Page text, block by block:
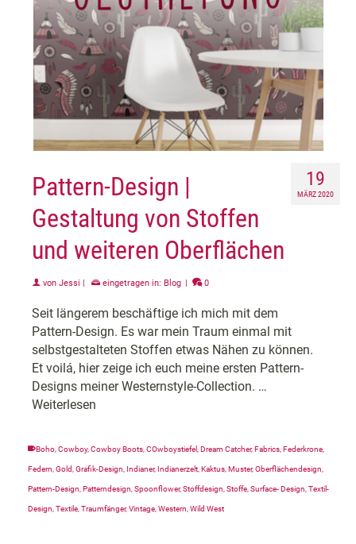
19
MÄRZ 2020
Pattern-Design |
Gestaltung von Stoffen
und weiteren Oberflächen
von Jessi | eingetragen in: Blog | 0
Seit längerem beschäftige ich mich mit dem
Pattern-Design. Es war mein Traum einmal mit
selbstgestalteten Stoffen etwas Nähen zu können.
Et voilá, hier zeige ich euch meine ersten Pattern-
Designs meiner Westernstyle-Collection. …
Weiterlesen
Boho Cowboy, Cowboy Boots COwboystiefel Dream Catcher,Fabrics Federkrone
Federn Gold Grafik-Design Indianer,Indianerzelt Kaktus Muster,Oberflächendesign
Pattern-Design Patterndesign Spoonflower,Stoffdesign Stoffe Surface- Design Textil-
Design Textile Traumfänger,Vintage Western Wild West